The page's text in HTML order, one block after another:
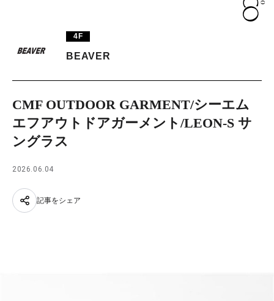
PARCOメンバーズ
4F
BEAVER
CMF OUTDOOR GARMENT/シーエム
エフアウトドアガーメント/LEON-S サ
ングラス
2026.06.04
記事をシェア